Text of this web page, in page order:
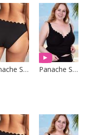
Panache Swim Panache Swim